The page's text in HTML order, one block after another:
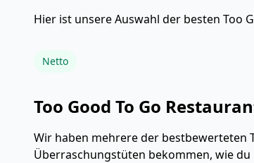
Hier ist unsere Auswahl der besten Too
Netto
Too Good To Go
Wir haben mehrere der bestbewerteten
Überraschungstüten bekommen, wie